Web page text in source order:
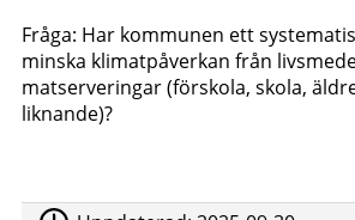
Fråga: Har kommunen ett
minska klimatpåverkan från
matserveringar (förskola, skola,
liknande)?